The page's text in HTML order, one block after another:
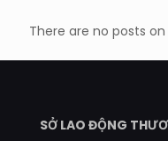
There are no posts
SỞ LAO ĐỘNG